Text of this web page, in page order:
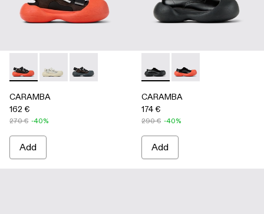
CARAMBA - A500053-005 - BLACK
CARAMBA - A500053-004 - WHITE
CARAMBA - A500053-001 - BLACK
CARAMBA
162 €
270 € -40%
Add
CARAMBA - A500052-001
CARAMBA -
CARAMBA
174 €
290 € -40%
Add